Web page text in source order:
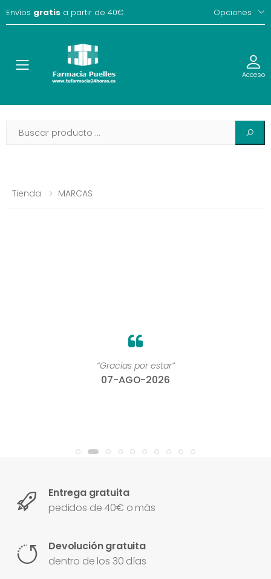
Envíos gratis a partir de 40€ Opciones
Toggle Acceso
Tienda MARCAS
“Gracias por estar”
07-AGO-2026
Entrega gratuita
pedidos de 40€ o más
Devolución gratuita
dentro de los 30 días